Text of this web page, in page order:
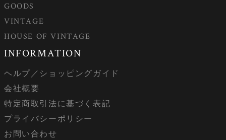
GOODS
VINTAGE
HOUSE OF VINTAGE
INFORMATION
ヘルプ／ショッピングガイド
会社概要
特定商取引法に基づく表記
プライバシーポリシー
お問い合わせ